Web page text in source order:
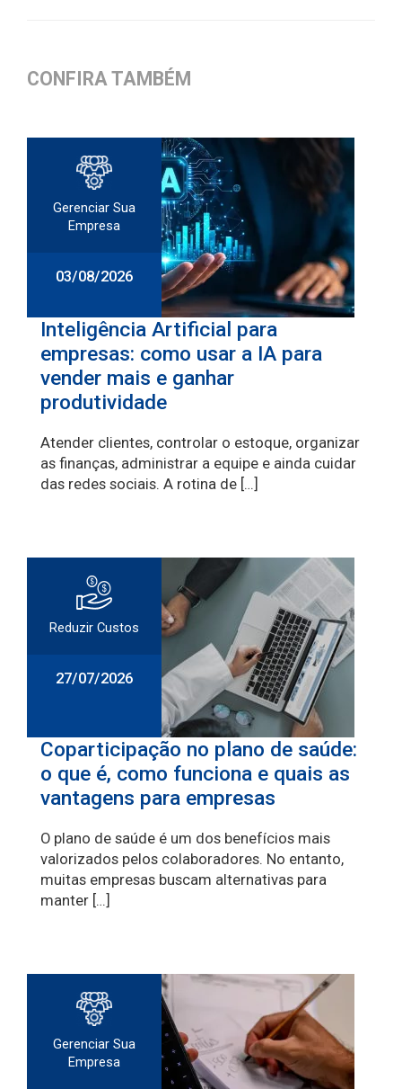
CONFIRA TAMBÉM
Gerenciar Sua
Empresa
03/08/2026
Inteligência Artificial para
empresas: como usar a IA para
vender mais e ganhar
produtividade
Atender clientes, controlar o estoque, organizar
as finanças, administrar a equipe e ainda cuidar
das redes sociais. A rotina de […]
Reduzir Custos
27/07/2026
Coparticipação no plano de saúde:
o que é, como funciona e quais as
vantagens para empresas
O plano de saúde é um dos benefícios mais
valorizados pelos colaboradores. No entanto,
muitas empresas buscam alternativas para
manter […]
Gerenciar Sua
Empresa